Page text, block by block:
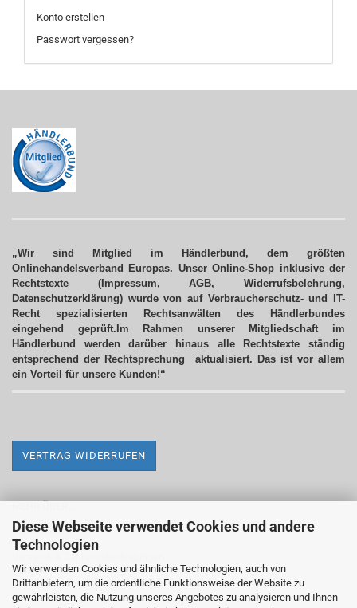
Diese Webseite verwendet Cookies und andere
Technologien
Wir verwenden Cookies und ähnliche Technologien, auch von
Drittanbietern, um die ordentliche Funktionsweise der Website zu
gewährleisten, die Nutzung unseres Angebotes zu analysieren und Ihnen
Konto erstellen
Passwort vergessen?
„Wir sind Mitglied im Händlerbund, dem größten
Onlinehandelsverband Europas. Unser Online-Shop inklusive der
Rechtstexte (Impressum, AGB, Widerrufsbelehrung,
Datenschutzerklärung) wurde von auf Verbraucherschutz- und IT-
Recht spezialisierten Rechtsanwälten des Händlerbundes
eingehend geprüft.Im Rahmen unserer Mitgliedschaft im
Händlerbund werden darüber hinaus alle Rechtstexte ständig
entsprechend der Rechtsprechung aktualisiert. Das ist vor allem
ein Vorteil für unsere Kunden!“
VERTRAG WIDERRUFEN
Impressum
Versand- & Zahlungsbedingungen
Widerrufsrecht & Widerrufsformular